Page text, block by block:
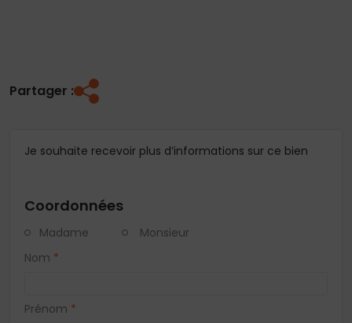
Partager :
Je souhaite recevoir plus d’informations sur ce bien
Coordonnées
Madame
Monsieur
Nom *
Prénom *